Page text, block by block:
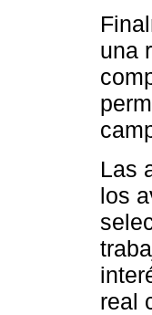
una
Las
los
real